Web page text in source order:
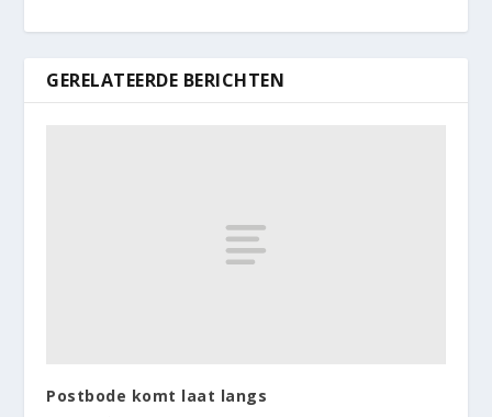
GERELATEERDE BERICHTEN
Postbode komt laat langs